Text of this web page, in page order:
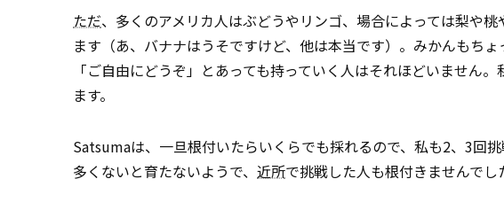
ただ、多くのアメリカ人はぶどうやリンゴ、場合によっては梨や
ます（あ、バナナはうそですけど、他は本当です）。みかんもち
「ご自由にどうぞ」とあっても持っていく人はそれほどいません
ます。
Satsumaは、一旦根付いたらいくらでも採れるので、私も2、3回
多くないと育たないようで、 近所で挑戦した人も根付きませんでし